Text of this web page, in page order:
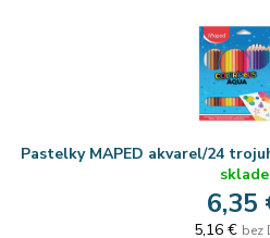
Pastelky MAPED akvarel/24
sklade
6,35
5,16 € bez